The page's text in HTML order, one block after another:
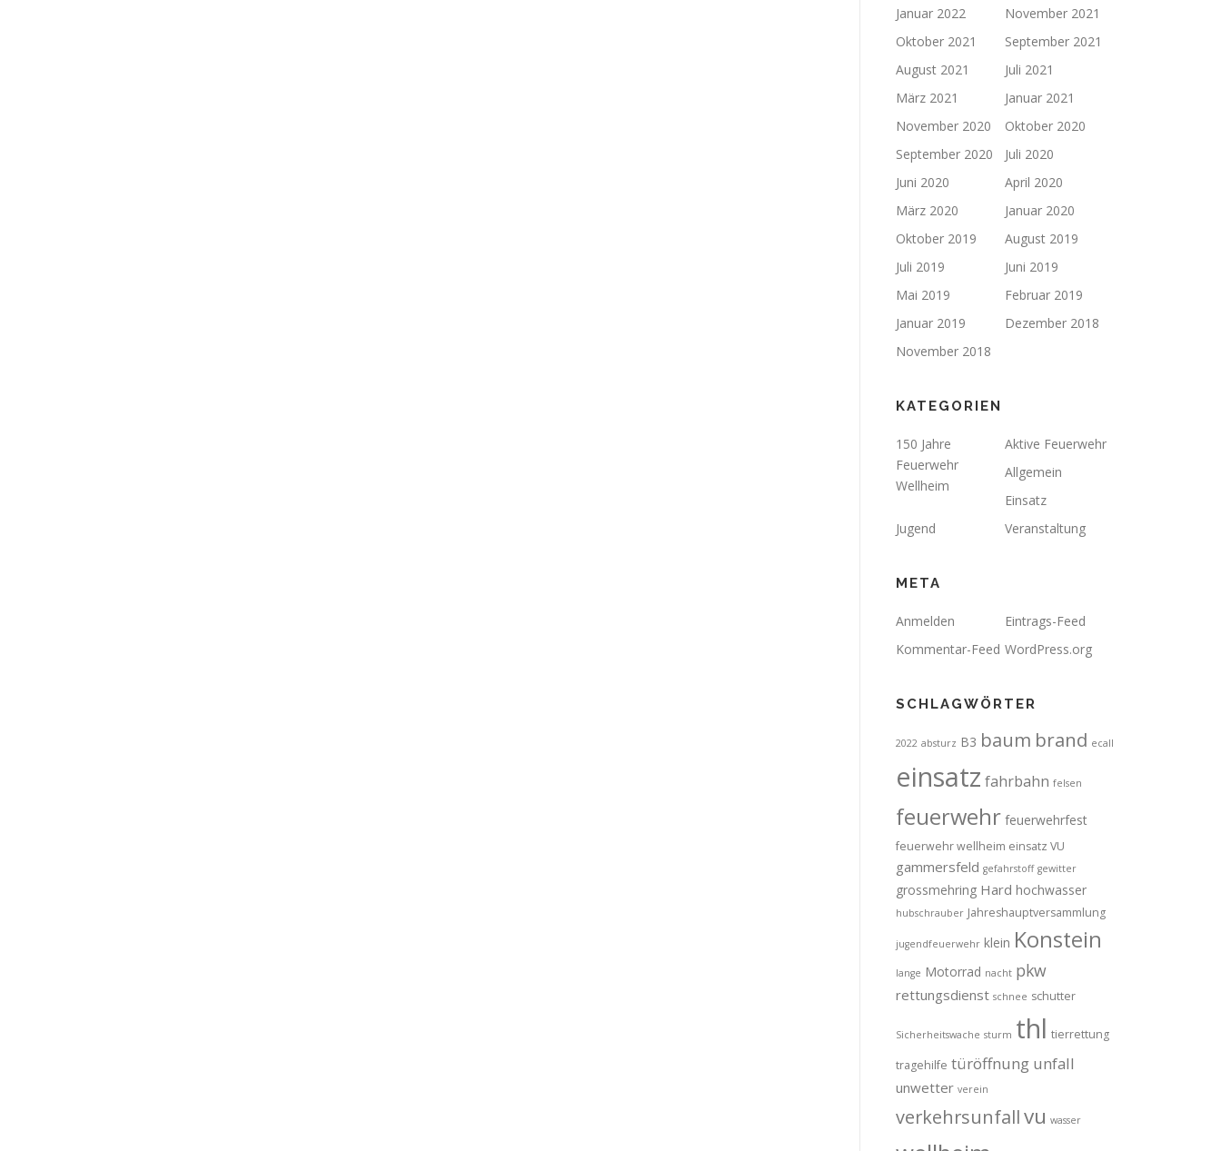
Januar 2022
November 2021
Oktober 2021
September 2021
August 2021
Juli 2021
März 2021
Januar 2021
November 2020
Oktober 2020
September 2020
Juli 2020
Juni 2020
April 2020
März 2020
Januar 2020
Oktober 2019
August 2019
Juli 2019
Juni 2019
Mai 2019
Februar 2019
Januar 2019
Dezember 2018
November 2018
KATEGORIEN
150 Jahre
Feuerwehr
Wellheim
Aktive Feuerwehr
Allgemein
Einsatz
Jugend
Veranstaltung
META
Anmelden
Eintrags-Feed
Kommentar-Feed WordPress.org
SCHLAGWÖRTER
2022 absturz B3 baum brand ecall
einsatz fahrbahn felsen
feuerwehr feuerwehrfest
feuerwehr wellheim einsatz VU
gammersfeld gefahrstoff gewitter
grossmehring Hard hochwasser
hubschrauber Jahreshauptversammlung
jugendfeuerwehr klein Konstein
lange Motorrad nacht pkw
rettungsdienst schnee schutter
Sicherheitswache sturm thl tierrettung
tragehilfe türöffnung unfall
unwetter verein
verkehrsunfallvu wasser